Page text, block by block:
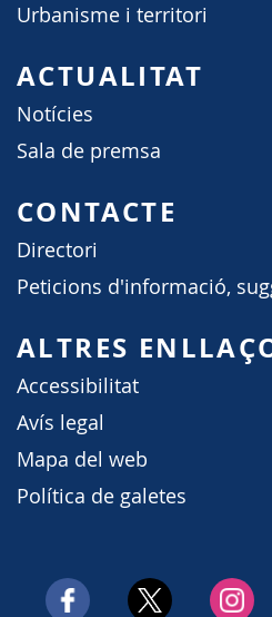
Urbanisme i territori
ACTUALITAT
Notícies
Sala de premsa
CONTACTE
Directori
Peticions d'informació,
ALTRES
Accessibilitat
Avís legal
Mapa del web
Política de galetes